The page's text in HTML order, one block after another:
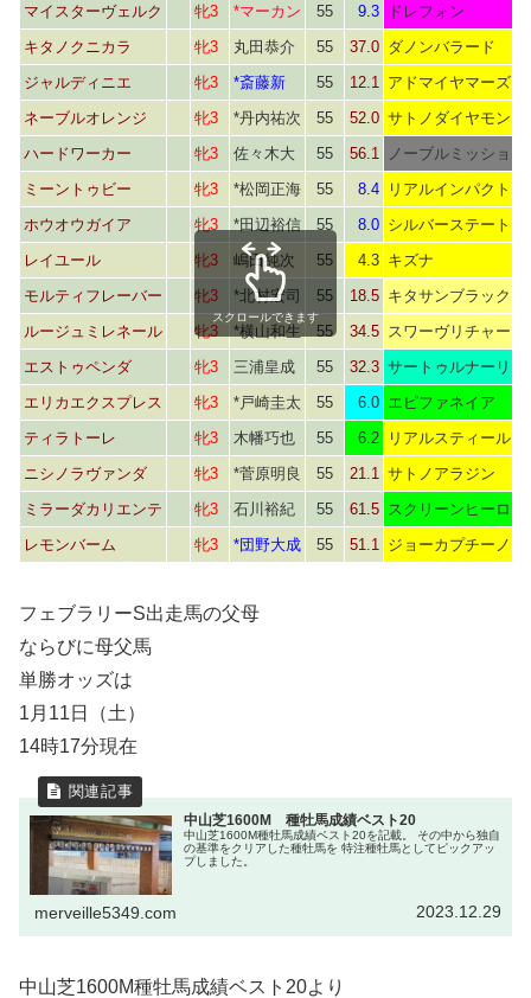
マイスターヴェルク
牝3 *マーカン 55 9.3
ドレフォン
キタノクニカラ
牝3 丸田恭介 55 37.0 ダノンバラード
ジャルディニエ
牝3 *斎藤新 55 12.1
アドマイヤマーズ
ネーブルオレンジ
牝3 *丹内祐次 55 52.0 サトノダイヤモンド
ハードワーカー
牝3 佐々木大 55 56.1
ノーブルミッション
ミーントゥビー
牝3 *松岡正海 55 8.4
リアルインパクト
ホウオウガイア
牝3 *田辺裕信 55 8.0 シルバーステート
レイユール
牝3 嶋田純次 55 4.3 キズナ
モルティフレーバー
牝3 *北村宏司 55 18.5 キタサンブラック
ルージュミレネール
牝3 *横山和生 55 34.5 スワーヴリチャード
エストゥペンダ
牝3 三浦皇成 55 32.3 サートゥルナーリア
エリカエクスプレス
牝3 *戸崎圭太 55 6.0 エピファネイア
ティラトーレ
牝3 木幡巧也 55 6.2
リアルスティール
ニシノラヴァンダ
牝3 *菅原明良 55 21.1
サトノアラジン
ミラーダカリエンテ
牝3 石川裕紀 55 61.5 スクリーンヒーロー
レモンバーム
牝3 *団野大成 55 51.1 ジョーカプチーノ
スクロールできます
フェブラリーS出走馬の父母
ならびに母父馬
単勝オッズは
1月11日（土）
14時17分現在
中山芝1600M 種牡馬成績ベスト20
中山芝1600M種牡馬成績ベスト20を記載。 その中から独自
の基準をクリアした種牡馬を 特注種牡馬としてピックアッ
プしました。
merveille5349.com 2023.12.29
中山芝1600M種牡馬成績ベスト20より